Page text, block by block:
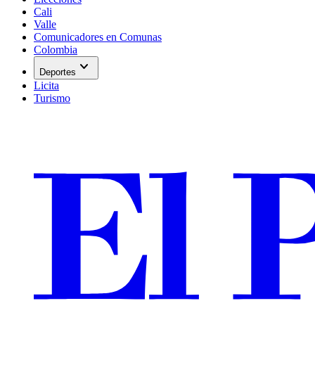
Cali
Valle
Comunicadores en Comunas
Colombia
Deportes expand_more
Licita
Turismo